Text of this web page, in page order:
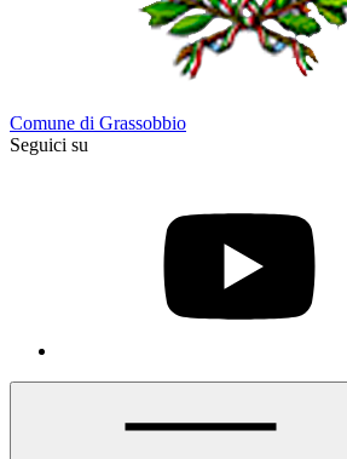
Comune di Grassobbio
Seguici su